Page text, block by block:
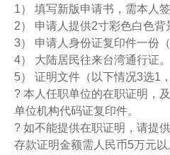
1） 填写新版申请书，需本人
2） 申请人提供2寸彩色白色背
3） 申请人身份证复印件一份（
4） 大陆居民往来台湾通行证。
5） 证明文件（以下情况3选1
? 本人任职单位的在职证明，
单位机构代码证复印件。
? 如不能提供在职证明，请提
存款证明金额需人民币5万元